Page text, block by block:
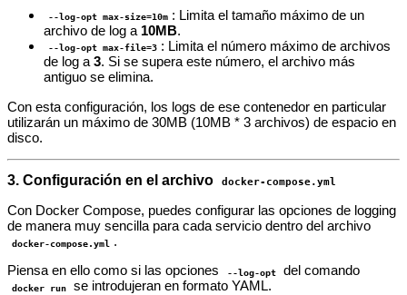
--log-opt max-size=10m : Limita el tamaño máximo de un
archivo de log a 10MB.
--log-opt max-file=3 : Limita el número máximo de archivos
de log a 3. Si se supera este número, el archivo más
antiguo se elimina.
Con esta configuración, los logs de ese contenedor en particular
utilizarán un máximo de 30MB (10MB * 3 archivos) de espacio en
disco.
3. Configuración en el archivo docker-compose.yml
Con Docker Compose, puedes configurar las opciones de logging
de manera muy sencilla para cada servicio dentro del archivo
docker-compose.yml .
Piensa en ello como si las opciones
--log-opt del comando
docker run
se introdujeran en formato YAML.